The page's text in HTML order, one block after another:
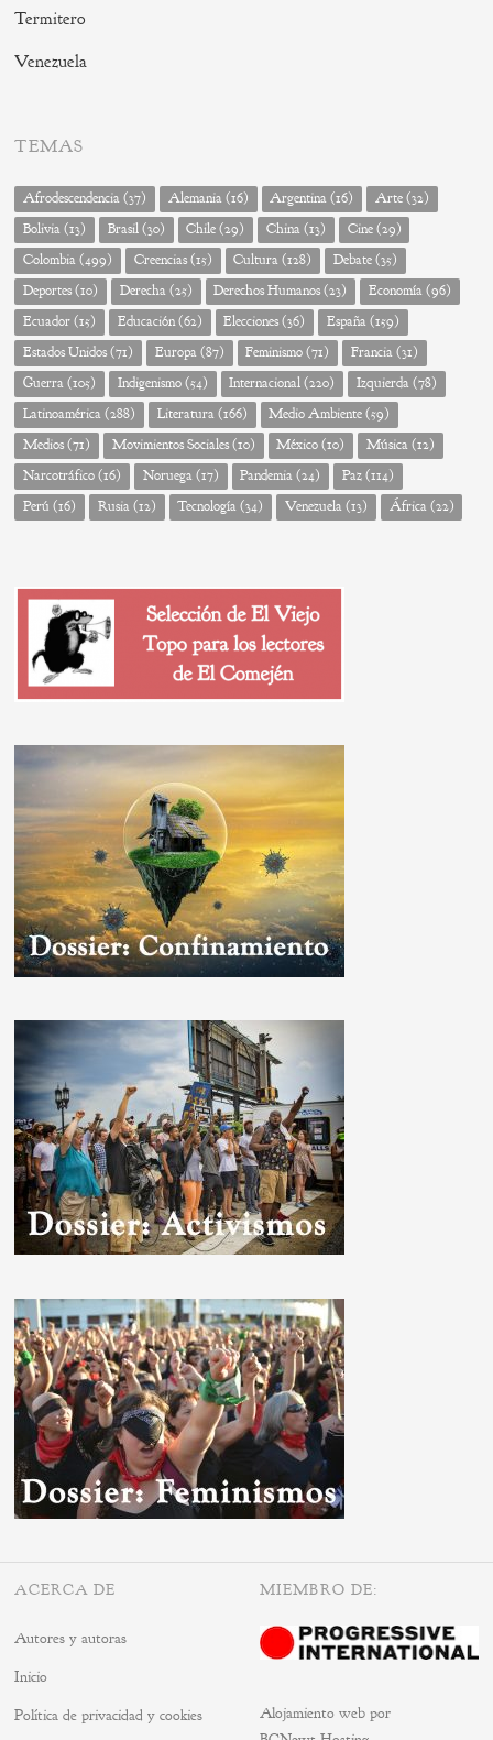
Termitero
Venezuela
TEMAS
Afrodescendencia(37) Alemania(16) Argentina(16) Arte(32)
Bolivia(13) Brasil(30) Chile(29) China(13) Cine(29)
Colombia(499) Creencias(15) Cultura(128) Debate(35)
Deportes(10) Derecha(25) Derechos Humanos(23) Economía(96)
Ecuador(15) Educación(62) Elecciones(36) España(159)
Estados Unidos(71) Europa(87) Feminismo(71) Francia(31)
Guerra(105) Indigenismo(54) Internacional(220) Izquierda(78)
Latinoamérica(288) Literatura(166) Medio Ambiente(59)
Medios(71) Movimientos Sociales(10) México(10) Música(12)
Narcotráfico(16) Noruega(17) Pandemia(24) Paz(114)
Perú (16) Rusia(12) Tecnología(34) Venezuela(13) África(22)
ACERCA DE
Autores y autoras
Inicio
Política de privacidad y cookies
MIEMBRO DE:
Alojamiento web por